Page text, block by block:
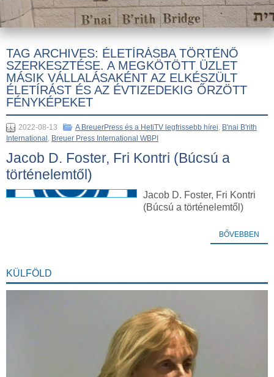
TAG ARCHIVES: ÉLETÍRÁSBA TÖRTÉNŐ
SZERKESZTÉSE. A MEGKÖTÖTT ÜZLET
MÁSIK VÁLLALÁSAKÉNT AZ ELKÉSZÜLT
ÉLETÍRÁST ÉS AZ ÉVTIZEDEKIG ŐRZÖTT
FÉNYKÉPEKET
2022-08-13 A BreuerPress és a HetiTV legfrissebb hírei, B'nai B'rith
International , Breuer Press International WBPI
Jacob D. Foster, Fri Kontri (Búcsú a
történelemtől)
Jacob D. Foster, Fri Kontri
(Búcsú a történelemtől)
BŐVEBBEN
KÜLFÖLD